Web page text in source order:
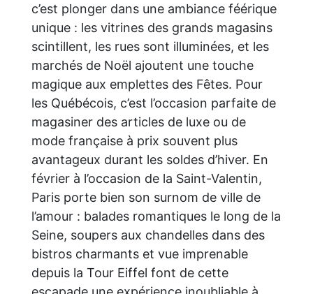
c’est plonger dans une ambiance féérique
unique : les vitrines des grands magasins
scintillent, les rues sont illuminées, et les
marchés de Noël ajoutent une touche
magique aux emplettes des Fêtes. Pour
les Québécois, c’est l’occasion parfaite de
magasiner des articles de luxe ou de
mode française à prix souvent plus
avantageux durant les soldes d’hiver. En
février à l’occasion de la Saint-Valentin,
Paris porte bien son surnom de ville de
l’amour : balades romantiques le long de la
Seine, soupers aux chandelles dans des
bistros charmants et vue imprenable
depuis la Tour Eiffel font de cette